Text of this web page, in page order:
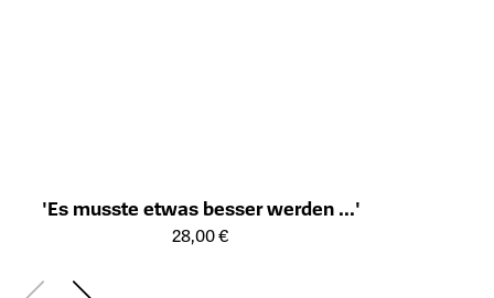
'Es musste etwas besser werden ...'
Öffnet die Detailseite des Produkts
28,00 €